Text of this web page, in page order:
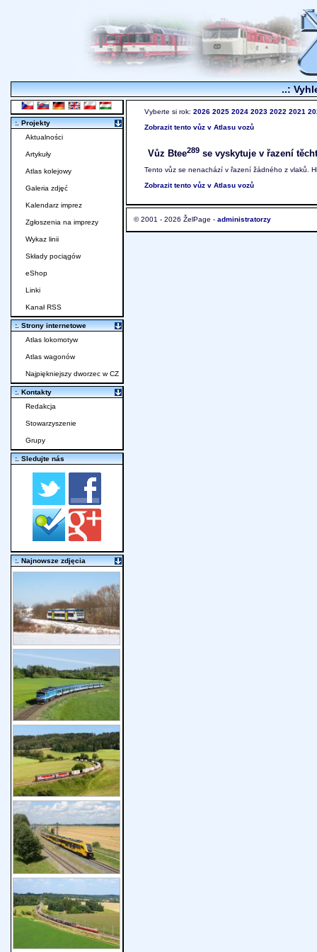
..:
Vyberte si rok: 2026 2025 2024 2023 2022 2021
Zobrazit tento vůz v Atlasu vozů
Vůz Btee289 se vyskytuje v řazení
Tento vůz se nenachází v řazení žádného z vlaků.
Zobrazit tento vůz v Atlasu vozů
© 2001 - 2026 ŽelPage - administratorzy
:. Projekty
Aktualności
Artykuły
Atlas kolejowy
Galeria zdjęć
Kalendarz imprez
Zgłoszenia na imprezy
Wykaz linii
Składy pociągów
eShop
Linki
Kanał RSS
:. Strony internetowe
Atlas lokomotyw
Atlas wagonów
Najpiękniejszy dworzec w CZ
:. Kontakty
Redakcja
Stowarzyszenie
Grupy
:. Sledujte nás
:. Najnowsze zdjęcia